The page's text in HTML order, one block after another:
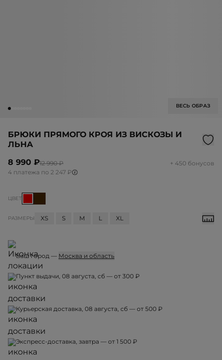
ВЕСЬ ОБРАЗ
БРЮКИ ПРЯМОГО КРОЯ ИЗ ВИСКОЗЫ И
ЛЬНА
8 990 ₽12 990 ₽
+ 450 бонусов
4 платежа по 2 247 ₽
ЦВЕТ
РАЗМЕРЫ XS S M L XL
Ваш город — Москва и область
Пункт выдачи, 08 августа, сб — от 300 ₽
Курьерская доставка, 08 августа, сб — от 500 ₽
Экспресс-доставка, завтра — от 1 500 ₽